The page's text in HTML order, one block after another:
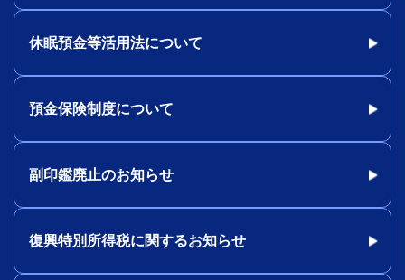
休眠預金等活用法について
預金保険制度について
副印鑑廃止のお知らせ
復興特別所得税に関するお知らせ